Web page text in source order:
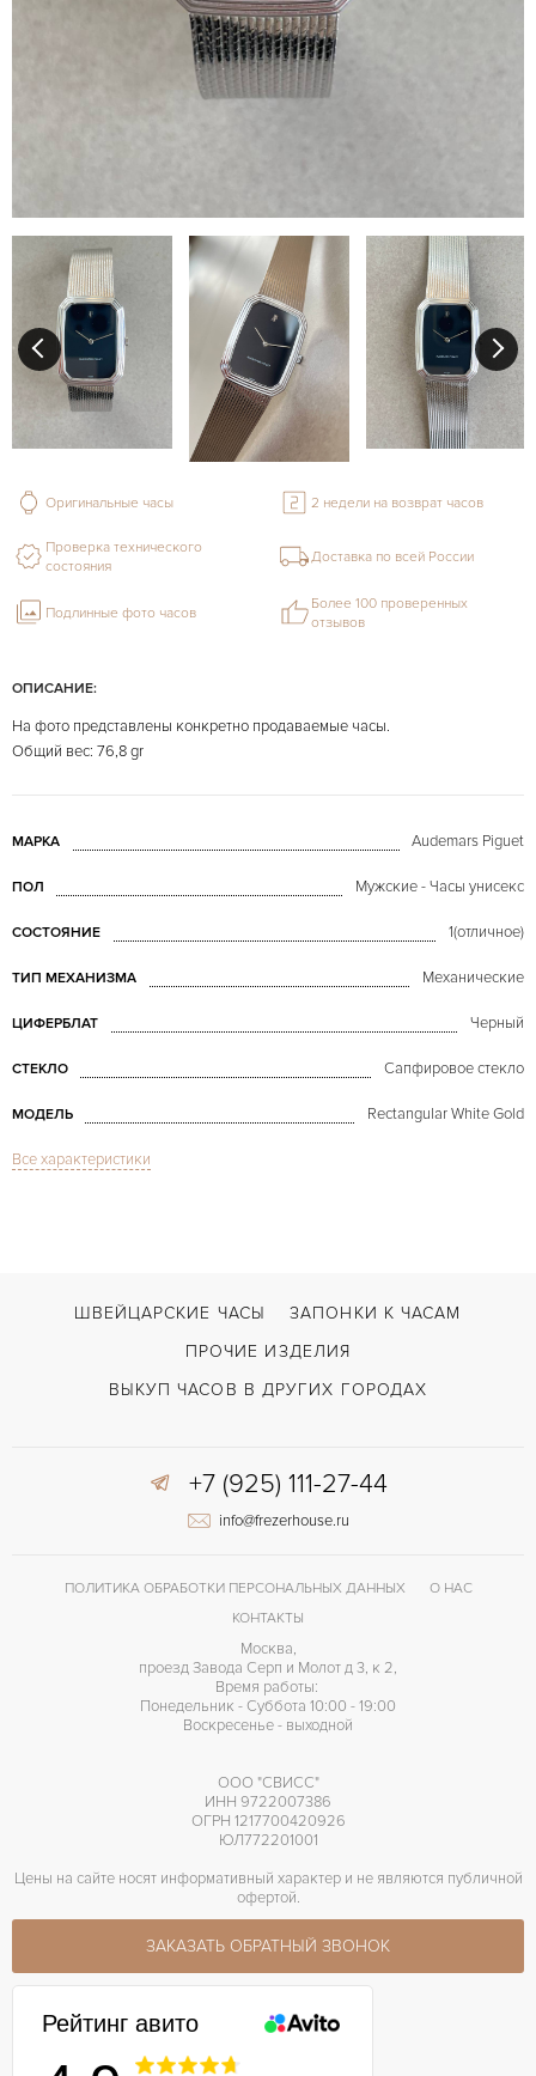
ОПИСАНИЕ:
На фото представлены конкретно продаваемые часы.
Общий вес: 76,8 gr
МАРКА Audemars Piguet
ПОЛ Мужские - Часы унисекс
СОСТОЯНИЕ 1(отличное)
ТИП МЕХАНИЗМА Механические
ЦИФЕРБЛАТ Черный
СТЕКЛО Сапфировое стекло
МОДЕЛЬ Rectangular White Gold
ЗАСТЁЖКА
Все характеристики
Оригинальные часы 2 недели на возврат часов
Проверка технического
состояния
Доставка по всей России
Подлинные фото часов
Более 100 проверенных
отзывов
ШВЕЙЦАРСКИЕ ЧАСЫ
ЗАПОНКИ К ЧАСАМ
ПРОЧИЕ ИЗДЕЛИЯ
ВЫКУП ЧАСОВ В ДРУГИХ ГОРОДАХ
+7 (925) 111-27-44
info@frezerhouse.ru
ПОЛИТИКА ОБРАБОТКИ ПЕРСОНАЛЬНЫХ ДАННЫХ
О НАС
КОНТАКТЫ
Москва,
проезд Завода Серп и Молот д 3, к 2,
Время работы:
Понедельник - Суббота 10:00 - 19:00
Воскресенье - выходной
ООО "СВИСС"
ИНН 9722007386
ОГРН 1217700420926
ЮЛ772201001
Цены на сайте носят информативный характер и не являются публичной
офертой.
ЗАКАЗАТЬ ОБРАТНЫЙ ЗВОНОК
Рейтинг авито